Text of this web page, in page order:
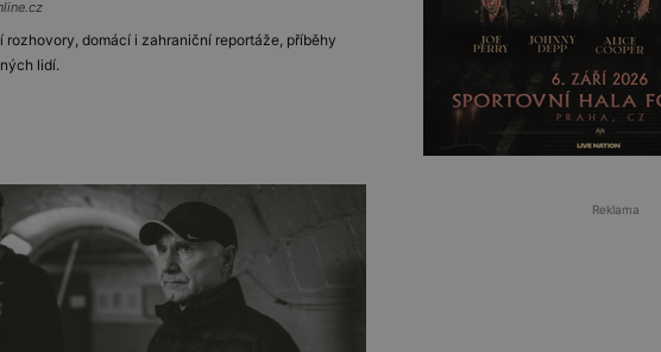
domácí i zahraniční reportáže, příběhy
lidí.
Reklama